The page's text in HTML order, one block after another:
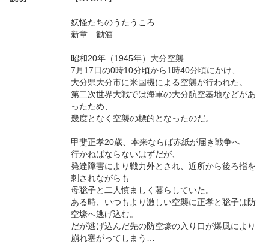
妖怪たちのうたうころ
新章―勧酒―
昭和20年（1945年）大分空襲
7月17日の0時10分頃から1時40分頃にかけ、
大分県大分市に米国機による空襲が行われた。
第二次世界大戦では海軍の大分航空基地などがあ
ったため、
幾度となく空襲の標的となったのだ。
甲斐正孝20歳、本来ならば赤紙が届き戦争へ
行かねばならないはずだが、
発達障害により戦力外とされ、近所から後ろ指を
刺されながらも
母聡子と二人慎ましく暮らしていた。
ある時、いつもより激しい空襲に正孝と聡子は防
空壕へ逃げ込む。
だが逃げ込んだ先の防空壕の入り口が爆風により
崩れ塞がってしまう…